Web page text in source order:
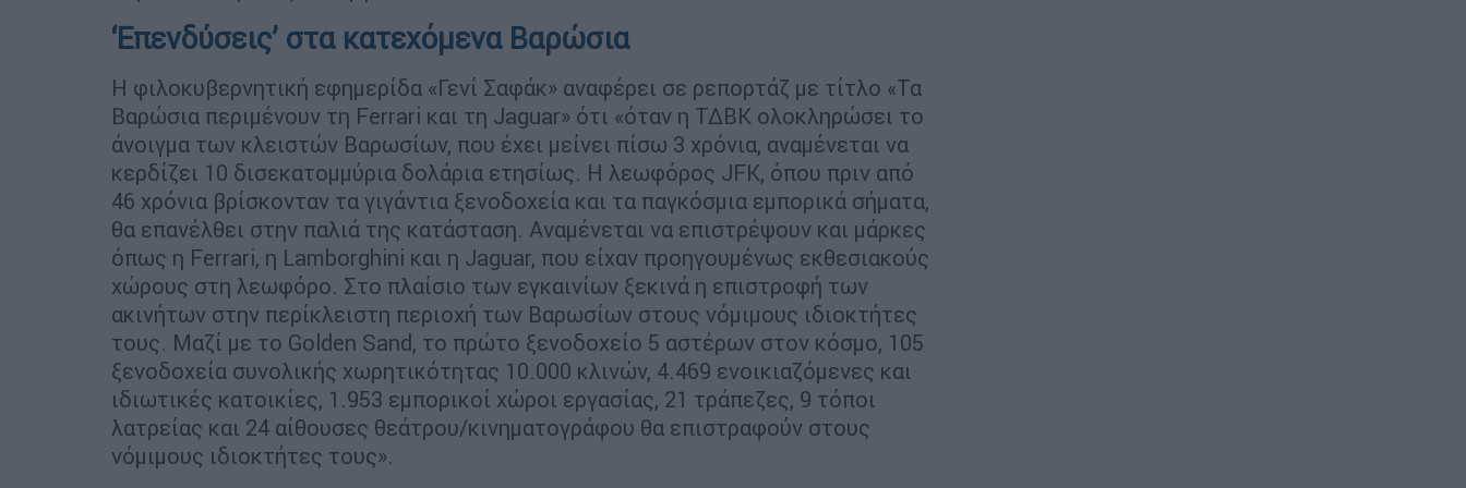
‘Επενδύσεις’ στα κατεχόμενα Βαρώσια
Η φιλοκυβερνητική εφημερίδα «Γενί Σαφάκ» αναφέρει σε ρεπορτάζ με τίτλο «Τα
Βαρώσια περιμένουν τη Ferrari και τη Jaguar» ότι «όταν η ΤΔΒΚ ολοκληρώσει το
άνοιγμα των κλειστών Βαρωσίων, που έχει μείνει πίσω 3 χρόνια, αναμένεται να
κερδίζει 10 δισεκατομμύρια δολάρια ετησίως. Η λεωφόρος JFK, όπου πριν από
46 χρόνια βρίσκονταν τα γιγάντια ξενοδοχεία και τα παγκόσμια εμπορικά σήματα,
θα επανέλθει στην παλιά της κατάσταση. Αναμένεται να επιστρέψουν και μάρκες
όπως η Ferrari, η Lamborghini και η Jaguar, που είχαν προηγουμένως εκθεσιακούς
χώρους στη λεωφόρο. Στο πλαίσιο των εγκαινίων ξεκινά η επιστροφή των
ακινήτων στην περίκλειστη περιοχή των Βαρωσίων στους νόμιμους ιδιοκτήτες
τους. Μαζί με το Golden Sand, το πρώτο ξενοδοχείο 5 αστέρων στον κόσμο, 105
ξενοδοχεία συνολικής χωρητικότητας 10.000 κλινών, 4.469 ενοικιαζόμενες και
ιδιωτικές κατοικίες, 1.953 εμπορικοί χώροι εργασίας, 21 τράπεζες, 9 τόποι
λατρείας και 24 αίθουσες θεάτρου/κινηματογράφου θα επιστραφούν στους
νόμιμους ιδιοκτήτες τους».